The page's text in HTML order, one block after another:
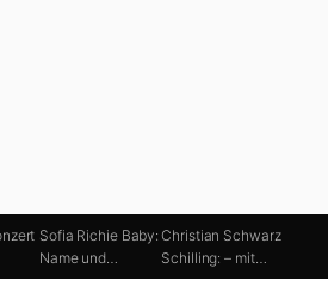
Sofia Richie Baby:
Name und…
Christian Schwarz
Schilling: – mit…